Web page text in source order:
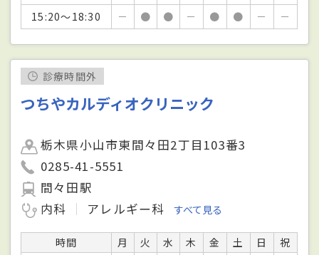
15:20～18:30
－ ● ● － ● ● － －
診療時間外
つちやカルディオクリニック
栃木県小山市東間々田2丁目103番3
0285-41-5551
間々田駅
内科
アレルギー科 すべて見る
時間 月 火 水 木 金 土 日
祝